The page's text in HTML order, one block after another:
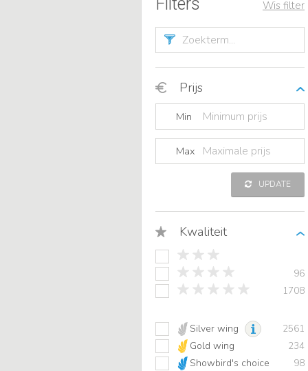
Wis filter
Prijs
Min
Max
UPDATE
Kwaliteit
96
1708
Silver wing
2561
Gold wing
234
Showbird's choice
98